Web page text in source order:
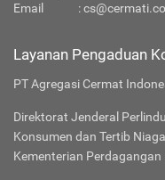
Email
:
Layanan Pengaduan
PT Agregasi Cermat
Direktorat Jenderal
Konsumen dan Tertib Niaga
Kementerian Perdagangan